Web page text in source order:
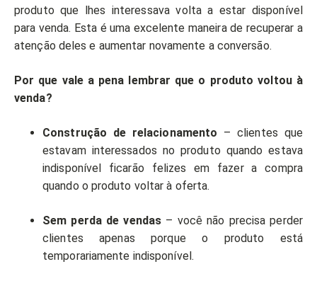
produto que lhes interessava volta a estar disponível
para venda. Esta é uma excelente maneira de recuperar a
atenção deles e aumentar novamente a conversão.
Por que vale a pena lembrar que o produto voltou à
venda?
Construção de relacionamento – clientes que
estavam interessados no produto quando estava
indisponível ficarão felizes em fazer a compra
quando o produto voltar à oferta.
Sem perda de vendas – você não precisa perder
clientes apenas porque o produto está
temporariamente indisponível.